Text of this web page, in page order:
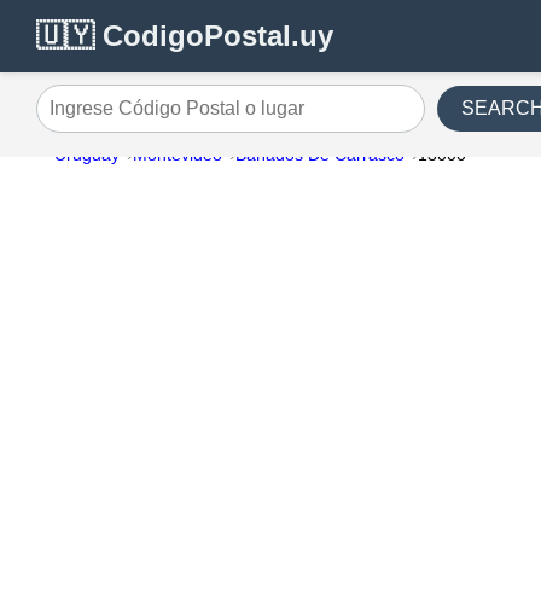
🇺🇾 CodigoPostal.uy
Ingrese Código Postal o lugar
Uruguay Montevideo Bañados De Carrasco 13000